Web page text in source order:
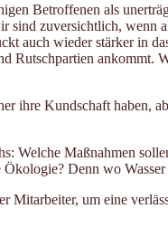
Betroffenen als
sind zuversichtlich, wenn
auch wieder stärker in
Rutschpartien ankommt.
ihre Kundschaft haben,
Welche Maßnahmen
Denn wo
um eine